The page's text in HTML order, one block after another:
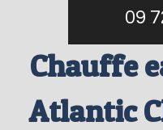
09
Chauffe
Atlantic